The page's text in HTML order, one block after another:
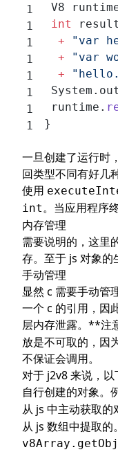
V8
int
  +
"var
  +
"var
  +
runtime.
}
一旦创建了运行时
回类型不同有好几
使用
int。当应用程序
内存管理
需要说明的，这里
存。至于 js 对象的
手动管理
显然 c 需要手动管
一个 c 的引用，因
层内存泄露。**注
放是不可取的，因
不保证会调用。
对于 j2v8 来说，以
自行创建的对象。
从 js 中主动获取的
从 js 数组中提取的